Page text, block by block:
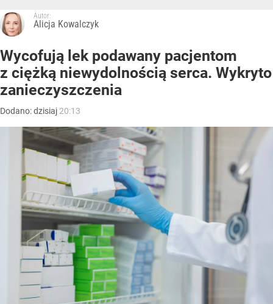
Autor:
Alicja Kowalczyk
Wycofują lek podawany pacjentom
z ciężką niewydolnością serca. Wykryto
zanieczyszczenia
Dodano:dzisiaj 20:13